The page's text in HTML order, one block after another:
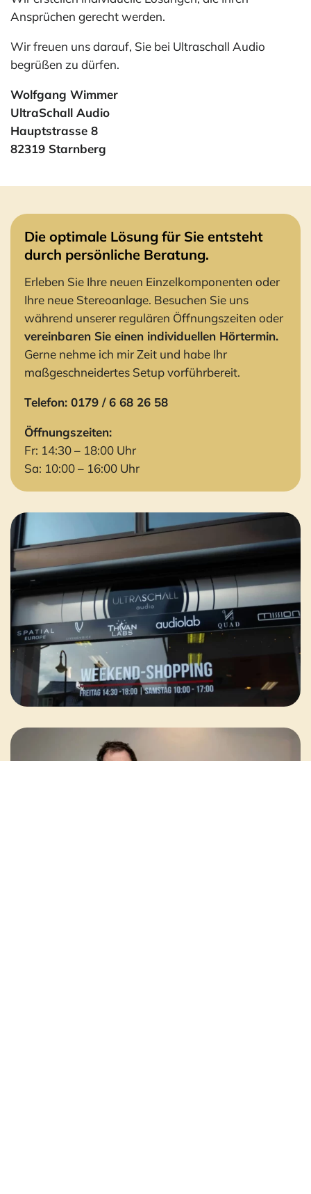
Ansprüchen gerecht werden.
Wir freuen uns darauf, Sie bei Ultraschall Audio
begrüßen zu dürfen.
Wolfgang Wimmer
UltraSchall Audio
Hauptstrasse 8
82319 Starnberg
Die optimale Lösung für Sie entsteht
durch persönliche Beratung.
Erleben Sie Ihre neuen Einzelkomponenten oder
Ihre neue Stereoanlage. Besuchen Sie uns
während unserer regulären Öffnungszeiten oder
vereinbaren Sie einen individuellen Hörtermin.
Gerne nehme ich mir Zeit und habe Ihr
maßgeschneidertes Setup vorführbereit.
Telefon: 0179 / 6 68 26 58
Öffnungszeiten:
Fr: 14:30 – 18:00 Uhr
Sa: 10:00 – 16:00 Uhr